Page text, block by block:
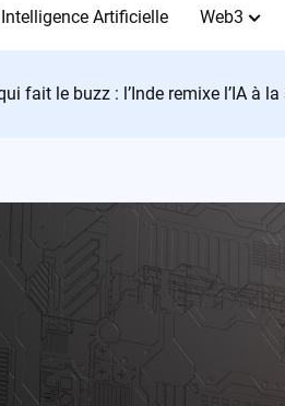
Intelligence Artificielle Web3
fait le buzz : l’Inde remixe l’IA à